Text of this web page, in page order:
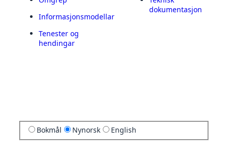
Informasjonsmodellar
Tenester og
hendingar
dokumentasjon
Bokmål Nynorsk English